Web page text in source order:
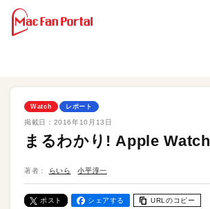
Watch レポート
掲載日： 2016年10月13日
まるわかり! Apple Watch
著者： らいら 小平淳一
ポスト シェアする URLのコピー